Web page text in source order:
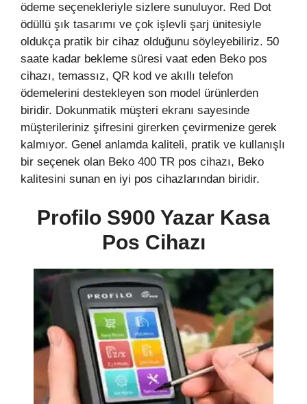
ödeme seçenekleriyle sizlere sunuluyor. Red Dot
ödüllü şık tasarımı ve çok işlevli şarj ünitesiyle
oldukça pratik bir cihaz olduğunu söyleyebiliriz. 50
saate kadar bekleme süresi vaat eden Beko pos
cihazı, temassız, QR kod ve akıllı telefon
ödemelerini destekleyen son model ürünlerden
biridir. Dokunmatik müşteri ekranı sayesinde
müşterileriniz şifresini girerken çevirmenize gerek
kalmıyor. Genel anlamda kaliteli, pratik ve kullanışlı
bir seçenek olan Beko 400 TR pos cihazı, Beko
kalitesini sunan en iyi pos cihazlarından biridir.
Profilo S900 Yazar Kasa
Pos Cihazı